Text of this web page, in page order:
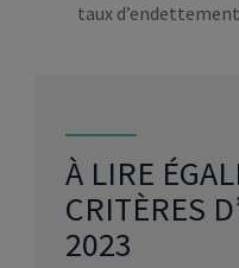
taux
À LIRE
CRITÈRES
2023